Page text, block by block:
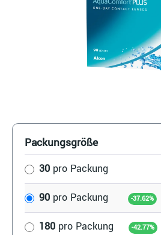
Packungsgröße
30 pro Packung
90 pro Packung -37.62%
180 pro Packung -42.77%